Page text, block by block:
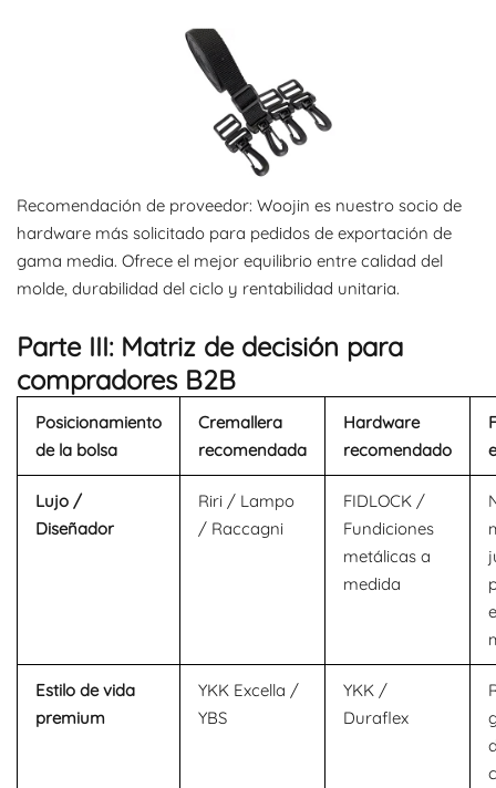
Recomendación de proveedor: Woojin es nuestro socio de
hardware más solicitado para pedidos de exportación de
gama media. Ofrece el mejor equilibrio entre calidad del
molde, durabilidad del ciclo y rentabilidad unitaria.
Parte III: Matriz de decisión para
compradores B2B
Posicionamiento
de la bolsa
Cremallera
recomendada
Hardware
recomendado
Lujo /
Diseñador
Riri / Lampo
/ Raccagni
FIDLOCK /
Fundiciones
metálicas a
medida
Estilo de vida
premium
YKK Excella /
YBS
YKK /
Duraflex